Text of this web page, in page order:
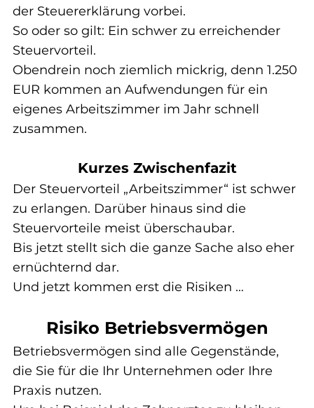
der Steuererklärung vorbei.
So oder so gilt: Ein schwer zu erreichender
Steuervorteil.
Obendrein noch ziemlich mickrig, denn 1.250
EUR kommen an Aufwendungen für ein
eigenes Arbeitszimmer im Jahr schnell
zusammen.
Kurzes Zwischenfazit
Der Steuervorteil „Arbeitszimmer“ ist schwer
zu erlangen. Darüber hinaus sind die
Steuervorteile meist überschaubar.
Bis jetzt stellt sich die ganze Sache also eher
ernüchternd dar.
Und jetzt kommen erst die Risiken …
Risiko Betriebsvermögen
Betriebsvermögen sind alle Gegenstände,
die Sie für die Ihr Unternehmen oder Ihre
Praxis nutzen.